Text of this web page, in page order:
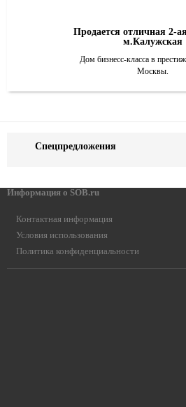
Продается отличная 2-
м.Калужская
Дом бизнесс-класса в
Москвы.
Спецпредложения
Информация о SOB.ru
Контактная информация
Условия использования
Политика конфиденциальности